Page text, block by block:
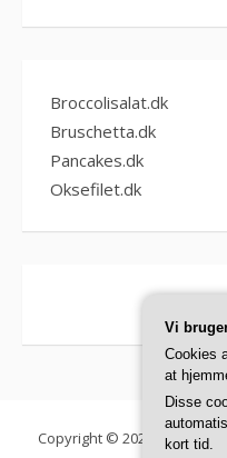
Broccolisalat.dk
Bruschetta.dk
Pancakes.dk
Oksefilet.dk
Copyright © 2026 Chili Con
Vi
Cookies
at
Disse
kort tid.